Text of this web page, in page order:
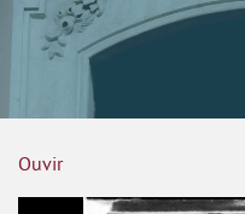
Ouvir